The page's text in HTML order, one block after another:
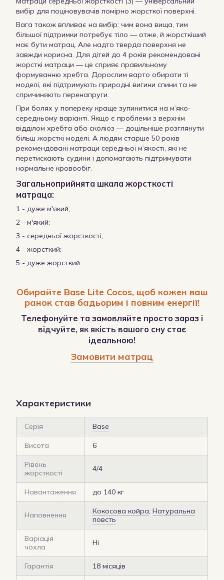
вибір для поціновувачів помірно жорсткої поверхні.
Вага також впливає на вибір: чим вона вища, тим
більшої підтримки потребує тіло — отже, й жорсткіший
має бути матрац. Але надто тверда поверхня не
завжди корисна. Для дітей до 4 років рекомендовані
жорсткі матраци — це сприяє правильному
формуванню хребта. Дорослим варто обирати ті
моделі, які підтримують природні вигини спини та не
спричиняють перенапруги.
При болях у попереку краще зупинитися на м’яко-
середньому варіанті. Якщо є проблеми з верхнім
відділом хребта або сколіоз — доцільніше розглянути
більш жорсткі моделі. А людям старше 50 років
рекомендовані матраци середньої м’якості, які не
перетискають судини і допомагають підтримувати
нормальне кровообіг.
Загальноприйнята шкала жорсткості
матраца:
1 - дуже м'який;
2 - м'який;
3 - середньої жорсткості;
4 - жорсткий;
5 - дуже жорсткий.
Обирайте Base Lite Cocos, щоб кожен ваш
ранок став бадьорим і повним енергії!
Телефонуйте та замовляйте просто зараз і
відчуйте, як якість вашого сну стає
ідеальною!
Замовити матрац
Характеристики
Серія Base
Висота 6
Рівень
жорсткості
4/4
Навантаження до 140 кг
Наповнення Кокосова койра, Натуральна
повсть
Варіація
чохла
Ні
Гарантія 18 місяців